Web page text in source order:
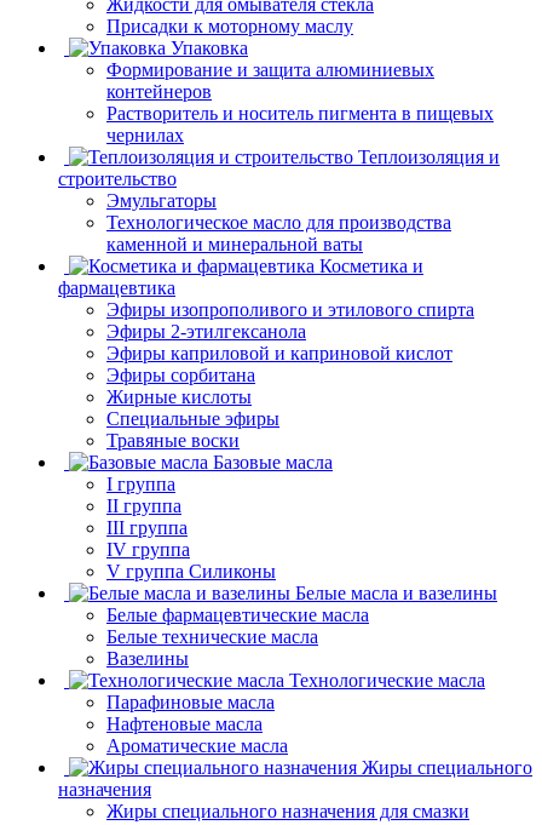
Присадки к моторному маслу
Упаковка
Формирование и защита алюминиевых
контейнеров
Растворитель и носитель пигмента в пищевых
чернилах
Теплоизоляция и
строительство
Эмульгаторы
Технологическое масло для производства
каменной и минеральной ваты
Косметика и
фармацевтика
Эфиры изопрополивого и этилового спирта
Эфиры 2-этилгексанола
Эфиры каприловой и каприновой кислот
Эфиры сорбитана
Жирные кислоты
Специальные эфиры
Травяные воски
Базовые масла
I группа
II группа
III группа
IV группа
V группа Силиконы
Белые масла и вазелины
Белые фармацевтические масла
Белые технические масла
Вазелины
Технологические масла
Парафиновые масла
Нафтеновые масла
Ароматические масла
Жиры специального
назначения
Жиры специального назначения для смазки